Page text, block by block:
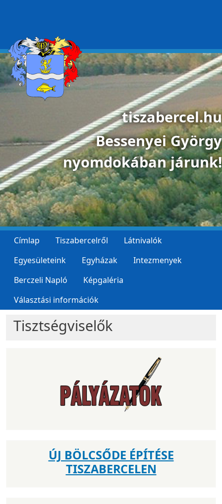
tiszabercel.hu
Bessenyei György
nyomdokában járunk!
Címlap Tiszabercelről
Látnivalók
Egyesületeink
Egyházak
Intezmenyek
Berczeli Napló
Képgaléria
Választási információk
Tisztségviselők
ÚJ BÖLCSŐDE ÉPÍTÉSE
TISZABERCELEN